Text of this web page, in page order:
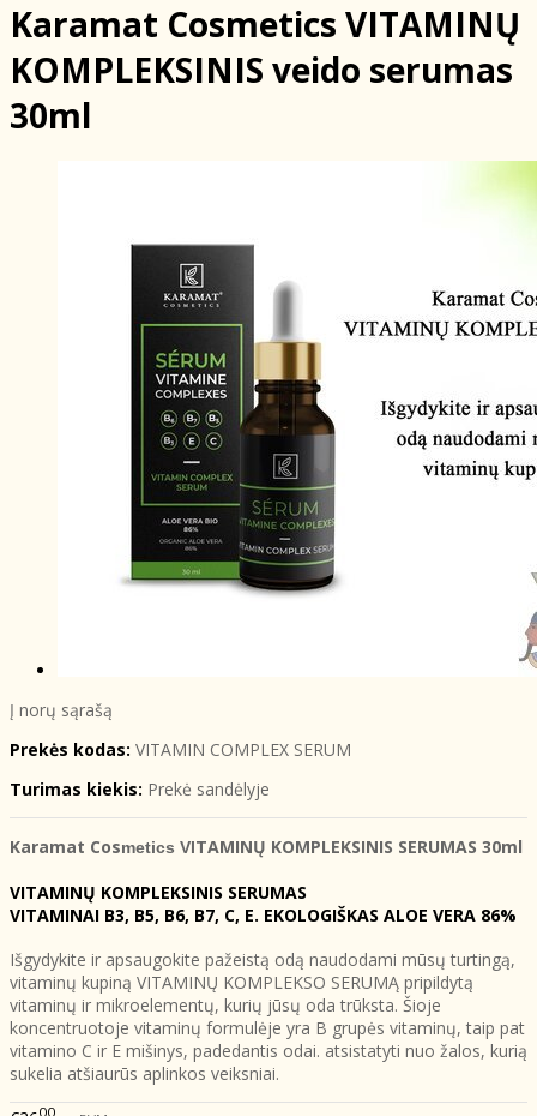
Karamat Cosmetics VITAMINŲ
KOMPLEKSINIS veido serumas
30ml
Į norų sąrašą
Prekės kodas: VITAMIN COMPLEX SERUM
Turimas kiekis: Prekė sandėlyje
Karamat Cosmetics VITAMINŲ KOMPLEKSINIS SERUMAS 30ml
VITAMINŲ KOMPLEKSINIS SERUMAS
VITAMINAI B3, B5, B6, B7, C, E. EKOLOGIŠKAS ALOE VERA 86%
Išgydykite ir apsaugokite pažeistą odą naudodami mūsų turtingą,
vitaminų kupiną VITAMINŲ KOMPLEKSO SERUMĄ pripildytą
vitaminų ir mikroelementų, kurių jūsų oda trūksta. Šioje
koncentruotoje vitaminų formulėje yra B grupės vitaminų, taip pat
vitamino C ir E mišinys, padedantis odai. atsistatyti nuo žalos, kurią
sukelia atšiaurūs aplinkos veiksniai.
00